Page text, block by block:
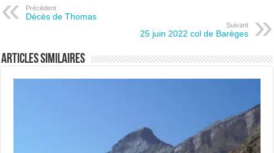
Précédent
Décès de Thomas
Suivant
25 juin 2022 col de Barèges
Articles similaires